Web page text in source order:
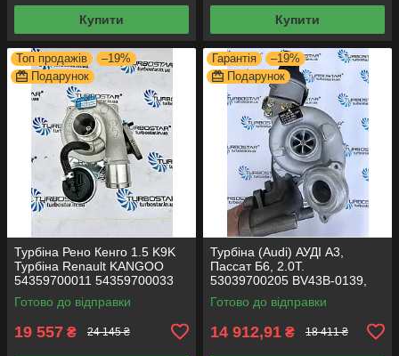
Купити Купити
Топ продажів
–19%
Подарунок
Турбіна Рено Кенго 1.5 K9K
Турбіна Renault KANGOO
54359700011 54359700033
8200507852, 8200392656
Готово до відправки
19 557 ₴ 24 145 ₴
Гарантія
–19%
Подарунок
Турбіна (Audi) АУДІ A3,
Пассат Б6, 2.0Т.
53039700205 BV43B-0139,
BV43B-0132, BV43B-0205,
03L253019T, 03L253056
Готово до відправки
14 912,91 ₴ 18 411 ₴